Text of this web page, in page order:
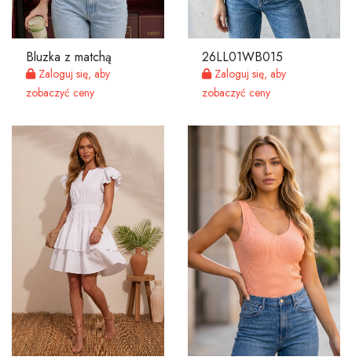
Bluzka z matchą
Zaloguj się, aby
zobaczyć ceny
26LL01WB015
Zaloguj się, aby
zobaczyć ceny